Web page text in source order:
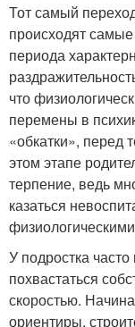
Тот самый
происходят
периода
что
перемены в
«обкатки», перед
этом этапе
терпение, ведь
казаться
У подростка
похвастаться
скоростью.
ориентиры,